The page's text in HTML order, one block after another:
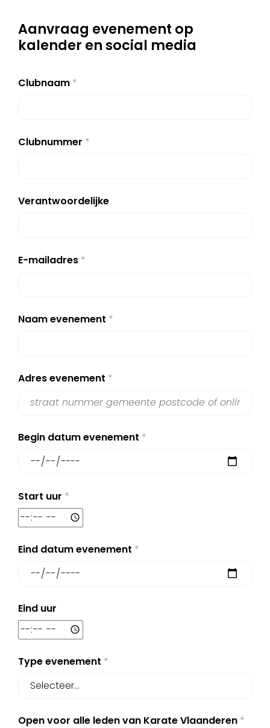
Aanvraag evenement op
kalender en social media
Clubnaam *
Clubnummer *
Verantwoordelijke
E-mailadres *
Naam evenement *
Adres evenement *
Begin datum evenement *
Start uur *
Eind datum evenement *
Eind uur
Type evenement *
Open voor alle leden van Karate Vlaanderen *